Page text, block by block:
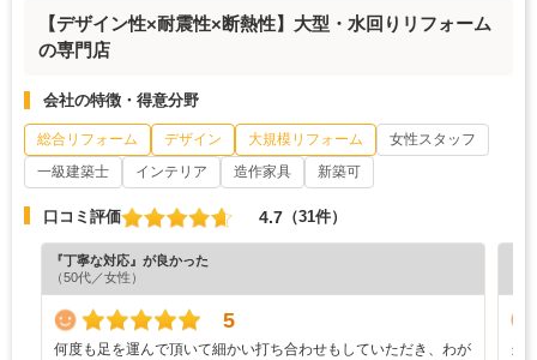
【デザイン性×耐震性×断熱性】大型・水回りリフォーム
の専門店
会社の特徴・得意分野
総合リフォーム デザイン 大規模リフォーム
女性スタッフ
一級建築士
インテリア 造作家具 新築可
口コミ評価 4.7 （31件）
『丁寧な対応』が良かった
（50代／女性）
5
何度も足を運んで頂いて細かい打ち合わせもしていただき、わが
当